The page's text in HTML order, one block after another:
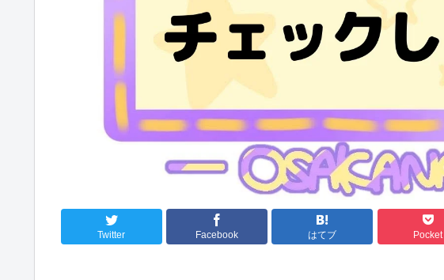
Twitter Facebook はてブ Pocket